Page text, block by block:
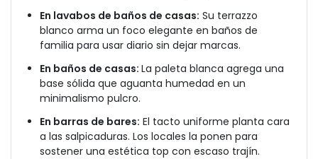
En lavabos de baños de casas: Su terrazzo
blanco arma un foco elegante en baños de
familia para usar diario sin dejar marcas.
En baños de casas: La paleta blanca agrega una
base sólida que aguanta humedad en un
minimalismo pulcro.
En barras de bares: El tacto uniforme planta cara
a las salpicaduras. Los locales la ponen para
sostener una estética top con escaso trajín.